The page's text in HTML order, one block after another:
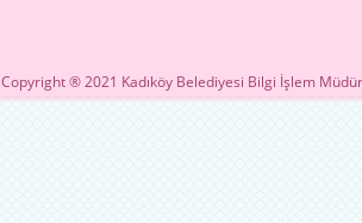
Copyright ® 2021 Kadıköy Belediyesi Bilgi İşlem